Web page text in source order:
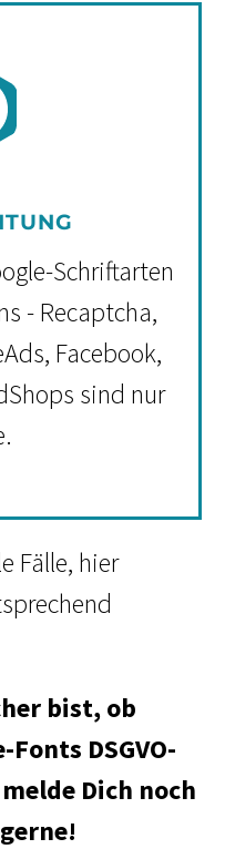
Schriftarten
- Recaptcha,
Facebook,
sind nur
Fälle, hier
bist, ob
DSGVO-
Dich noch